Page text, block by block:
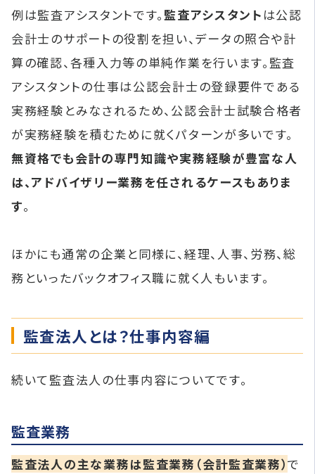
例は監査アシスタントです。監査アシスタント は公認
会計士のサポートの役割を担い、データの照合や計
算の確認、各種入力等の単純作業を行います。監査
アシスタントの仕事は公認会計士の登録要件である
実務経験とみなされるため、公認会計士試験合格者
が実務経験を積むために就くパターンが多いです。
無資格でも会計の専門知識や実務経験が豊富な人
は、アドバイザリー業務を任されるケースもありま
す。
ほかにも通常の企業と同様に、経理、人事、労務、総
務といったバックオフィス職に就く人もいます。
監査法人とは？仕事内容編
続いて監査法人の仕事内容についてです。
監査業務
監査法人の主な業務は監査業務（会計監査業務）で